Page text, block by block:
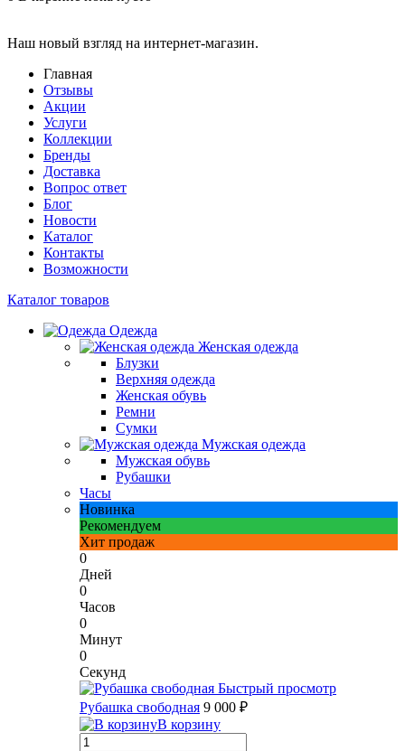
Наш новый взгляд на интернет-магазин.
Главная
Отзывы
Акции
Услуги
Коллекции
Бренды
Доставка
Вопрос ответ
Блог
Новости
Каталог
Контакты
Возможности
Каталог товаров
Одежда
Женская одежда
Блузки
Верхняя одежда
Женская обувь
Ремни
Сумки
Мужская одежда
Мужская обувь
Рубашки
Часы
Новинка
Рекомендуем
Хит продаж
0
Дней
0
Часов
0
Минут
0
Секунд
Быстрый просмотр
Рубашка свободная 9 000 ₽
В корзину